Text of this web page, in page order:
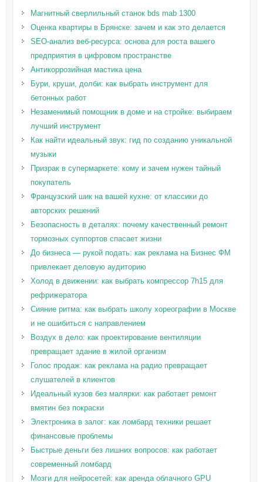
Магнитный сверлильный станок bds mab 1300
Оценка квартиры в Брянске: зачем и как это делается
SEO-анализ веб-ресурса: основа для роста вашего
предприятия в цифровом пространстве
Антикоррозийная мастика цена
Бури, круши, долби: как выбрать инструмент для
бетонных работ
Незаменимый помощник в доме и на стройке: выбираем
лучший инструмент
Как найти идеальный звук: гид по созданию уникальной
музыки
Призрак в супермаркете: кому и зачем нужен тайный
покупатель
Французский шик на вашей кухне: от классики до
авторских решений
Безопасность в деталях: почему качественный ремонт
тормозных суппортов спасает жизни
До бизнеса — рукой подать: как реклама на Бизнес ФМ
привлекает деловую аудиторию
Холод в движении: как выбрать компрессор 7h15 для
рефрижератора
Сияние ритма: как выбрать школу хореографии в Москве
и не ошибиться с направлением
Воздух в дело: как проектирование вентиляции
превращает здание в жилой организм
Голос продаж: как реклама на радио превращает
слушателей в клиентов
Идеальный кузов без малярки: как работает ремонт
вмятин без покраски
Электроника в залог: как ломбард техники решает
финансовые проблемы
Быстрые деньги без лишних вопросов: как работает
современный ломбард
Мозги для нейросетей: как аренда облачного GPU